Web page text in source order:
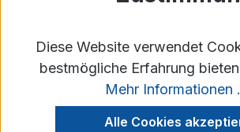
Diese Website verwendet
bestmögliche Erfahrung
Mehr Informationen
Alle Cookies